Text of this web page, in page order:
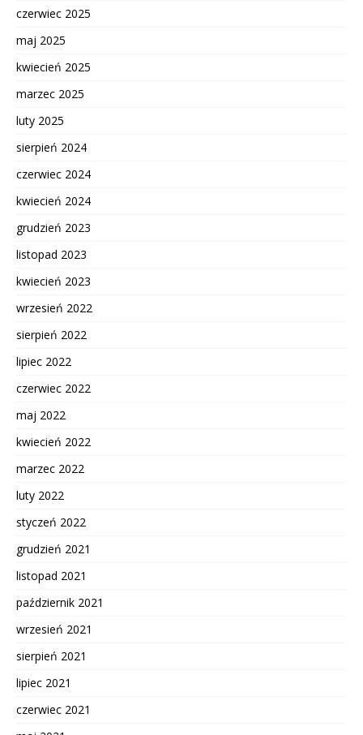
czerwiec 2025
maj 2025
kwiecień 2025
marzec 2025
luty 2025
sierpień 2024
czerwiec 2024
kwiecień 2024
grudzień 2023
listopad 2023
kwiecień 2023
wrzesień 2022
sierpień 2022
lipiec 2022
czerwiec 2022
maj 2022
kwiecień 2022
marzec 2022
luty 2022
styczeń 2022
grudzień 2021
listopad 2021
październik 2021
wrzesień 2021
sierpień 2021
lipiec 2021
czerwiec 2021